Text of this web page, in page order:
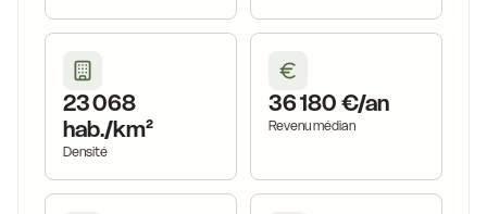
23 068
hab./km²
Densité
36 180 €/an
Revenu médian